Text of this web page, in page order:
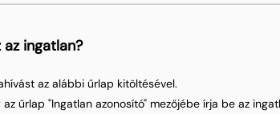
az ingatlan?
az alábbi űrlap kitöltésével.
az űrlap "Ingatlan azonosító" mezőjébe írja be az